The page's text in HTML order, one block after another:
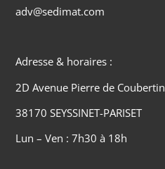
adv@sedimat.com
Adresse & horaires :
2D Avenue Pierre de Coubertin
38170 SEYSSINET-PARISET
Lun – Ven : 7h30 à 18h